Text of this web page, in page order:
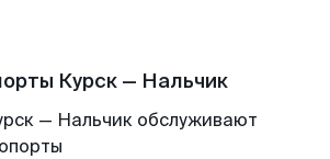
Курск — Нальчик
— Нальчик обслуживают